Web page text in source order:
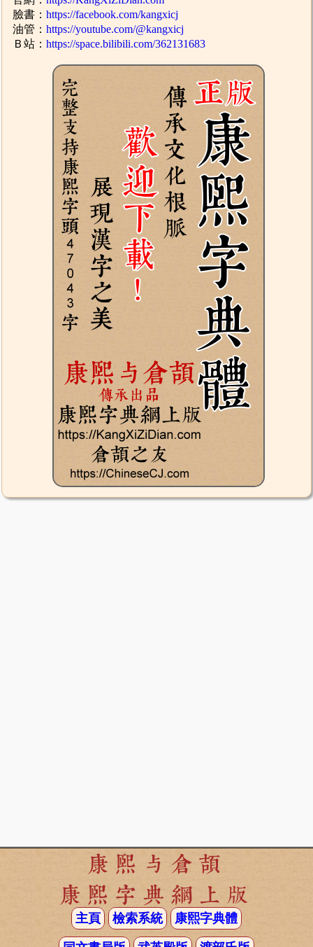
臉書：https://facebook.com/kangxicj
油管：https://youtube.com/@kangxicj
Ｂ站：https://space.bilibili.com/362131683
康熙与倉頡
康熙字典網上版
主頁 檢索系統 康熙字典體